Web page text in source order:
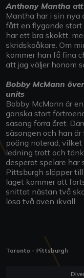
Anthony Mantha
Mantha har i sin nya
fått en flygande start
har ett bra skoktt,
skridskoåkare. Om
kommer han få fina
att jag väljer honom
Bobby McMann
units
Bobby McMann är
ganska stort
säsong förra året.
säsongen och han
poäng noterad,
ledning trott och
desperat spelare här
Pittsburgh släpper
laget kommer att
snittat nästan två
lösa två även ikväll.
Toronto - Pittsburgh